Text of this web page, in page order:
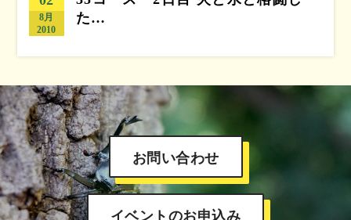
8月
2010
た…
お問い合わせ
イベントのお申込み